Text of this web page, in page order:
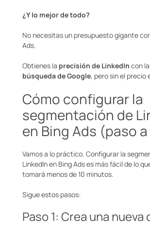
¿Y lo mejor de todo?
No necesitas un presupuesto gigante
Ads.
Obtienes la precisión de LinkedIn con la
búsqueda de Google, pero sin el precio
Cómo configurar la
segmentación de
en Bing Ads (paso
Vamos a lo práctico. Configurar la
LinkedIn en Bing Ads es más fácil de lo
tomará menos de 10 minutos.
Sigue estos pasos:
Paso 1: Crea una nueva